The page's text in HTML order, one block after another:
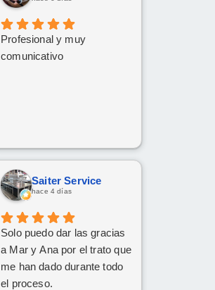
Profesional y muy
comunicativo
Saiter Service
hace 4 días
Solo puedo dar las gracias
a Mar y Ana por el trato que
me han dado durante todo
el proceso.